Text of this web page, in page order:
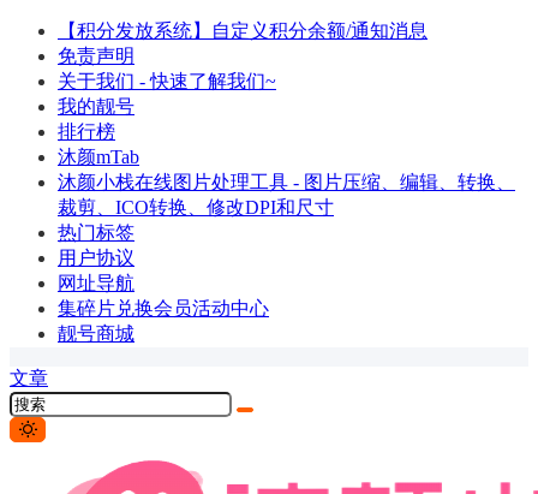
【积分发放系统】自定义积分余额/通知消息
免责声明
关于我们 - 快速了解我们~
我的靓号
排行榜
沐颜mTab
沐颜小栈在线图片处理工具 - 图片压缩、编辑、转换、
裁剪、ICO转换、修改DPI和尺寸
热门标签
用户协议
网址导航
集碎片兑换会员活动中心
靓号商城
文章